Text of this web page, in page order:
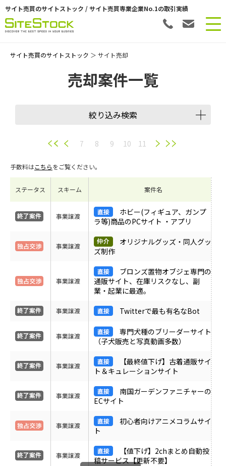
サイト売買のサイトストック / サイト売買専業企業No.1の取引実績
サイト売買のサイトストック ＞ サイト売却
売却案件一覧
絞り込み検索
譲渡スキーム
会員数
希望価格
フリーワード
受付中のみ表示
7 8 9 10 11
手数料はこちらをご覧ください。
ステータス スキーム 案件名
事業譲渡
ホビー(フィギュア、ガンプ
ラ等)商品のPCサイト ・アプリ
事業譲渡
オリジナルグッズ・同人グッ
ズ制作
事業譲渡
ブロンズ置物オブジェ専門の
通販サイト、在庫リスクなし、副
業・起業に最適。
事業譲渡 Twitterで最も有名なBot
事業譲渡
専門犬種のブリーダーサイト
（子犬販売と写真動画多数）
事業譲渡
【最終値下げ】古着通販サイ
ト＆キュレーションサイト
事業譲渡
南国ガーデンファニチャーの
ECサイト
事業譲渡
初心者向けアニメコラムサイ
ト
事業譲渡
【値下げ】2chまとめ自動投
稿サービス【更新不要】